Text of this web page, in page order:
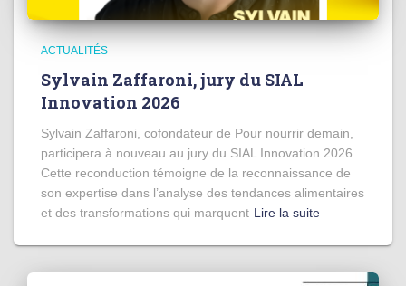
ACTUALITÉS
Sylvain Zaffaroni, jury du SIAL
Innovation 2026
Sylvain Zaffaroni, cofondateur de Pour nourrir demain,
participera à nouveau au jury du SIAL Innovation 2026.
Cette reconduction témoigne de la reconnaissance de
son expertise dans l’analyse des tendances alimentaires
et des transformations qui marquent Lire la suite